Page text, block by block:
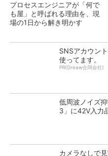
プロセスエンジニアが「何で
も屋」と呼ばれる理由を、現
場の1日から解き明かす
SNSアカウン
使ってます。
PR(Dreaw合同会社)
低周波ノイズ
3」に42V入力
カメラなしで